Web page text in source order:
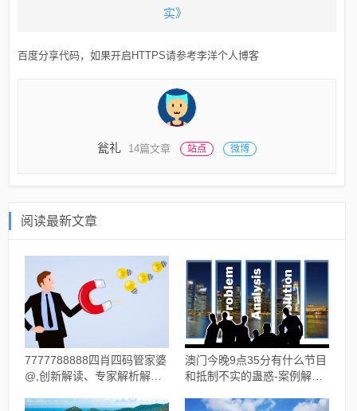
实》
百度分享代码，如果开启HTTPS请参考李洋个人博客
瓮礼 14篇文章 站点 微博
阅读最新文章
7777788888四肖四码管家婆
@,创新解读、专家解析解释
澳门今晚9点35分有什么节目
和抵制不实的蛊惑-案例解